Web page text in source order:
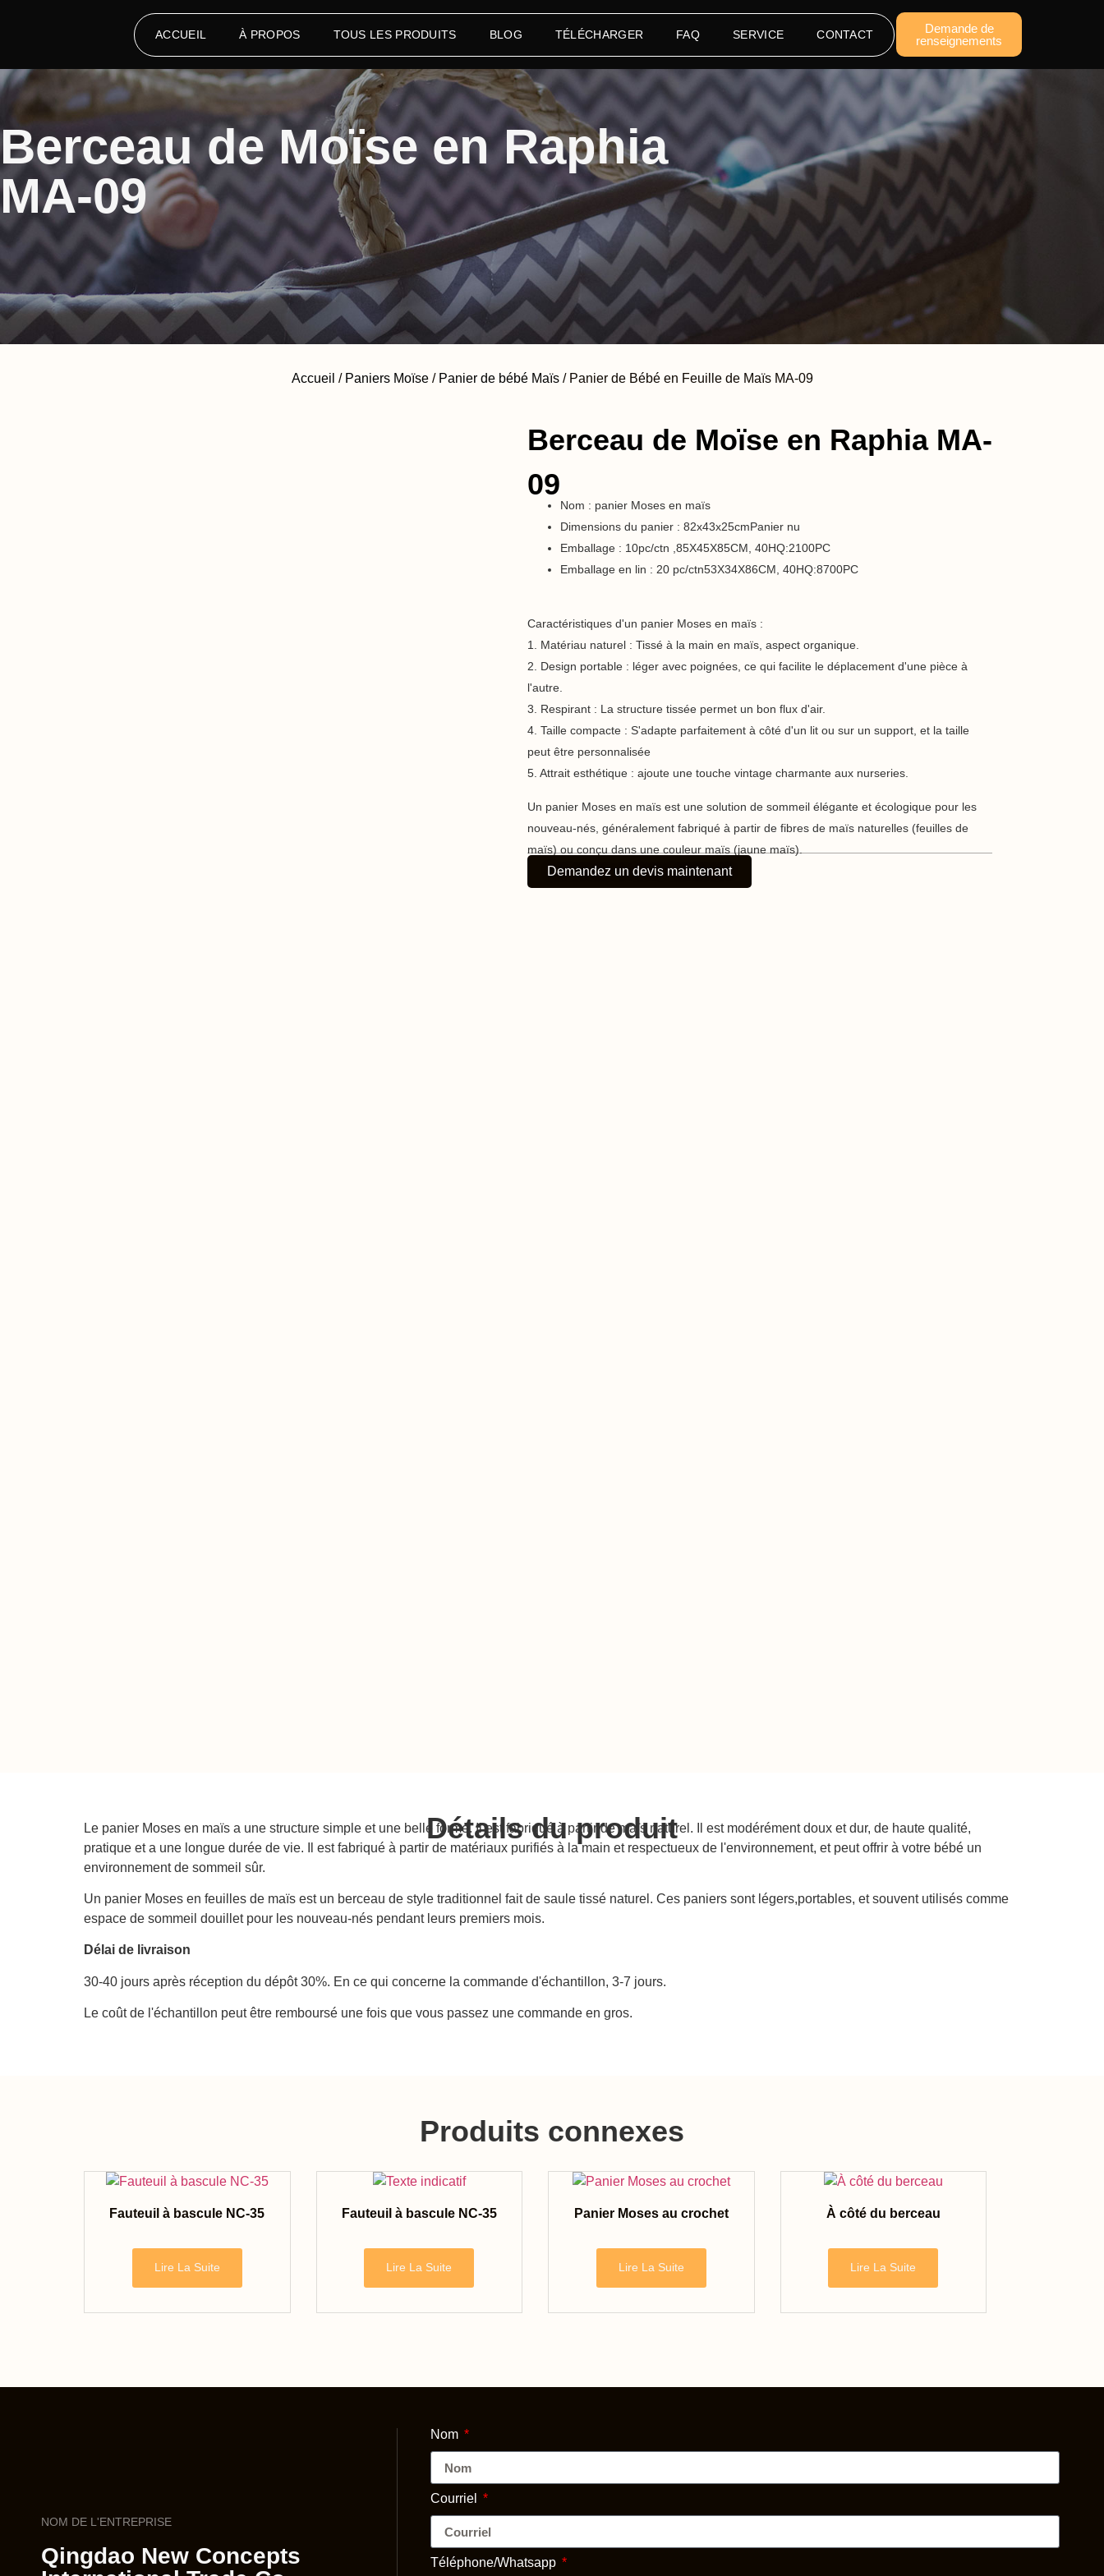
ACCUEIL À PROPOS TOUS LES PRODUITS BLOG TÉLÉCHARGER FAQ SERVICE CONTACT
Demande de
renseignements
Berceau de Moïse en Raphia
MA-09
Accueil / Paniers Moïse/ Panier de bébé Maïs/ Panier de Bébé en Feuille de Maïs MA-09
Berceau de Moïse en Raphia MA-
09
Nom : panier Moses en maïs
Dimensions du panier : 82x43x25cmPanier nu
Emballage : 10pc/ctn ,85X45X85CM, 40HQ:2100PC
Emballage en lin : 20 pc/ctn53X34X86CM, 40HQ:8700PC
Caractéristiques d'un panier Moses en maïs :
1. Matériau naturel : Tissé à la main en maïs, aspect organique.
2. Design portable : léger avec poignées, ce qui facilite le déplacement d'une pièce à
l'autre.
3. Respirant : La structure tissée permet un bon flux d'air.
4. Taille compacte : S'adapte parfaitement à côté d'un lit ou sur un support, et la taille
peut être personnalisée
5. Attrait esthétique : ajoute une touche vintage charmante aux nurseries.
Un panier Moses en maïs est une solution de sommeil élégante et écologique pour les
nouveau-nés, généralement fabriqué à partir de fibres de maïs naturelles (feuilles de
maïs) ou conçu dans une couleur maïs (jaune maïs).
Demandez un devis maintenant
Détails du produit
Le panier Moses en maïs a une structure simple et une belle forme. Il est fabriqué à partir de maïs naturel. Il est modérément doux et dur, de haute qualité,
pratique et a une longue durée de vie. Il est fabriqué à partir de matériaux purifiés à la main et respectueux de l'environnement, et peut offrir à votre bébé un
environnement de sommeil sûr.
Un panier Moses en feuilles de maïs est un berceau de style traditionnel fait de saule tissé naturel. Ces paniers sont légers,portables, et souvent utilisés comme
espace de sommeil douillet pour les nouveau-nés pendant leurs premiers mois.
Délai de livraison
30-40 jours après réception du dépôt 30%. En ce qui concerne la commande d'échantillon, 3-7 jours.
Le coût de l'échantillon peut être remboursé une fois que vous passez une commande en gros.
Produits connexes
Fauteuil à bascule NC-35
Lire La Suite
Fauteuil à bascule NC-35
Lire La Suite
Panier Moses au crochet
Lire La Suite
À côté du berceau
Lire La Suite
NOM DE L'ENTREPRISE
Qingdao New Concepts
Nom
Courriel
Téléphone/Whatsapp